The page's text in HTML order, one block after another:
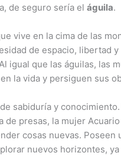
de seguro sería eláguila.
vive en la cima de las
de espacio, libertad
igual que las águilas, las
la vida y persiguen sus
sabiduría y
de presas, la mujer
cosas nuevas. Poseen
nuevos horizontes,